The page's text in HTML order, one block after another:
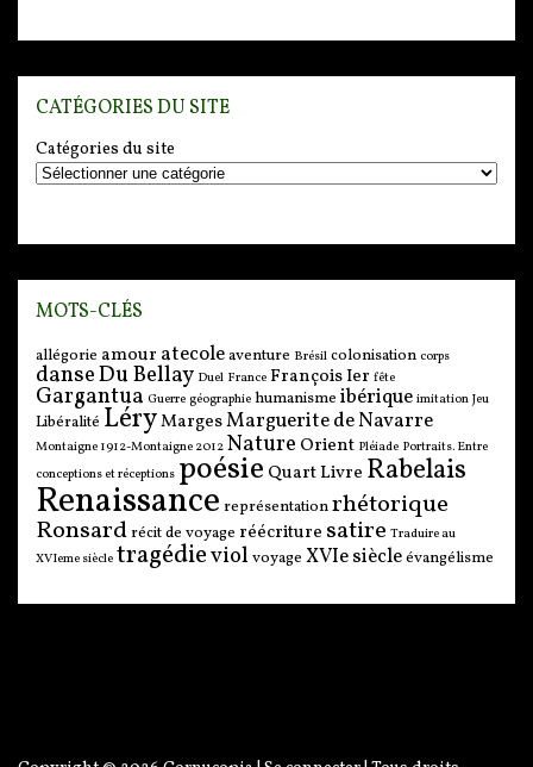
CATÉGORIES DU SITE
Catégories du site
MOTS-CLÉS
allégorie amour atecoleaventure Brésil colonisation corps
danseDu Bellay Duel France François Ier fête
Gargantua Guerre géographie humanisme ibérique imitation Jeu
Libéralité LéryMargesMarguerite de Navarre
Montaigne 1912-Montaigne 2012 Nature Orient Pléiade Portraits. Entre
conceptions et réceptions poésie Quart Livre Rabelais
Renaissance représentationrhétorique
Ronsardrécit de voyage réécriture satire Traduire au
XVIeme siècle tragédieviol voyage XVIe siècleévangélisme